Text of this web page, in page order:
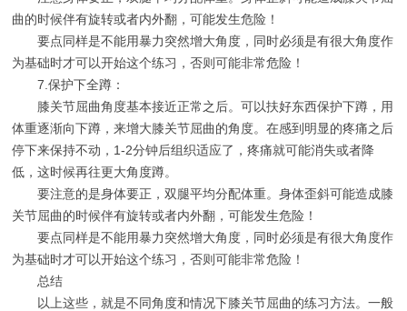
曲的时候伴有旋转或者内外翻，可能发生危险！
要点同样是不能用暴力突然增大角度，同时必须是有很大角度作
为基础时才可以开始这个练习，否则可能非常危险！
7.保护下全蹲：
膝关节屈曲角度基本接近正常之后。可以扶好东西保护下蹲，用
体重逐渐向下蹲，来增大膝关节屈曲的角度。在感到明显的疼痛之后
停下来保持不动，1-2分钟后组织适应了，疼痛就可能消失或者降
低，这时候再往更大角度蹲。
要注意的是身体要正，双腿平均分配体重。身体歪斜可能造成膝
关节屈曲的时候伴有旋转或者内外翻，可能发生危险！
要点同样是不能用暴力突然增大角度，同时必须是有很大角度作
为基础时才可以开始这个练习，否则可能非常危险！
总结
以上这些，就是不同角度和情况下膝关节屈曲的练习方法。一般